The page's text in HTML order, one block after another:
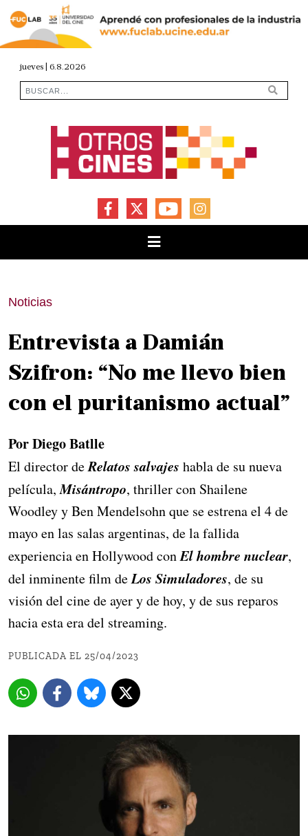
jueves | 6.8.2026
FACEBOOKYOUTUBEINSTAGRAM
Noticias
Entrevista a Damián
Szifron: “No me llevo bien
con el puritanismo actual”
Por Diego Batlle
El director deRelatos salvajes habla de su nueva
película,Misántropo, thriller con Shailene
Woodley y Ben Mendelsohn que se estrena el 4 de
mayo en las salas argentinas, de la fallida
experiencia en Hollywood conEl hombre nuclear,
del inminente film deLos Simuladores, de su
visión del cine de ayer y de hoy, y de sus reparos
hacia esta era del streaming.
PUBLICADA EL 25/04/2023